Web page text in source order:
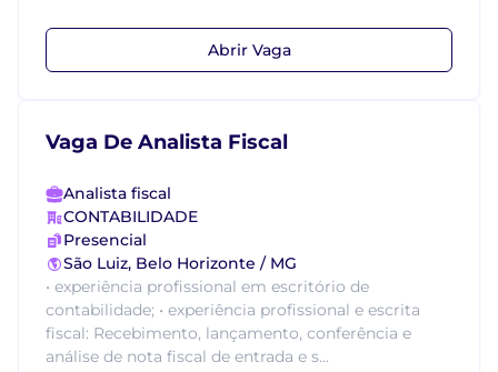
Abrir Vaga
Vaga De Analista Fiscal
Analista fiscal
CONTABILIDADE
Presencial
São Luiz, Belo Horizonte / MG
• experiência profissional em escritório de
contabilidade; • experiência profissional e escrita
fiscal: Recebimento, lançamento, conferência e
análise de nota fiscal de entrada e s...